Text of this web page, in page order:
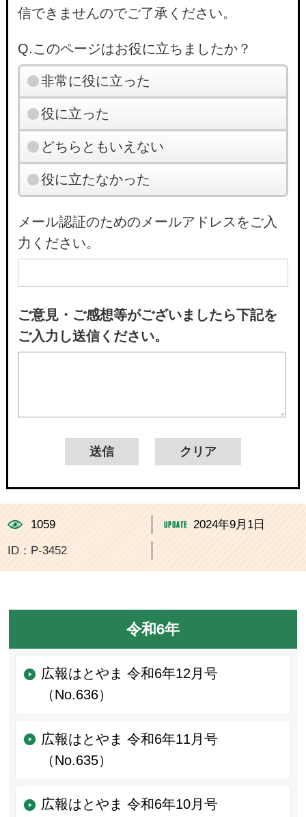
信できませんのでご了承ください。
Q.このページはお役に立ちましたか？
非常に役に立った
役に立った
どちらともいえない
役に立たなかった
メール認証のためのメールアドレスをご入
力ください。
ご意見・ご感想等がございましたら下記を
ご入力し送信ください。
1059 2024年9月1日
ID：P-3452
令和6年
広報はとやま 令和6年12月号
（No.636）
広報はとやま 令和6年11月号
（No.635）
広報はとやま 令和6年10月号